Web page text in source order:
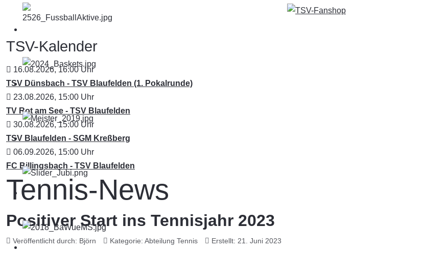
TSV-Kalender
16.08.2026,16:00Uhr
TSV Dünsbach - TSV Blaufelden (1. Pokalrunde)
23.08.2026, 15:00 Uhr
TV Rot am See - TSV Blaufelden
30.08.2026,15:00 Uhr
TSV Blaufelden - SGM Kreßberg
06.09.2026, 15:00 Uhr
FC Billingsbach - TSV Blaufelden
Tennis-News
Positiver Start ins Tennisjahr 2023
Veröffentlicht durch: Björn Kategorie: Abteilung Tennis Erstellt: 21. Juni 2023